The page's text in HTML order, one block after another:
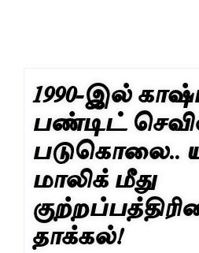
1990-இல்
பண்டிட்
படுகொலை..
மாலிக் மீது
தாக்கல்!